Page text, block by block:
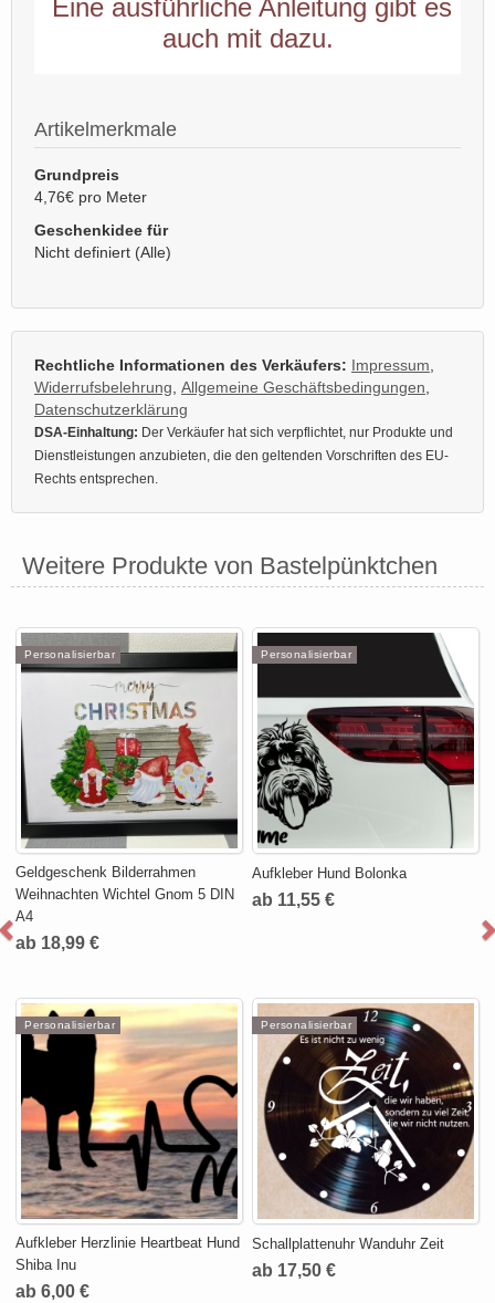
Eine ausführliche Anleitung gibt es
auch mit dazu.
Artikelmerkmale
Grundpreis
4,76€ pro Meter
Geschenkidee für
Nicht definiert (Alle)
Rechtliche Informationen des Verkäufers: Impressum
Widerrufsbelehrung Allgemeine Geschäftsbedingungen
Datenschutzerklärung
DSA-Einhaltung: Der Verkäufer hat sich verpflichtet, nur Produkte und
Dienstleistungen anzubieten, die den geltenden Vorschriften des EU-
Rechts entsprechen.
Weitere Produkte von Bastelpünktchen
Personalisierbar
Geldgeschenk Bilderrahmen
Weihnachten Wichtel Gnom 5 DIN
A4
ab 18,99 €
Personalisierbar
Aufkleber Hund Bolonka
ab 11,55 €
Personalisierbar
Aufkleber Herzlinie Heartbeat Hund
Shiba Inu
ab 6,00 €
Personalisierbar
Schallplattenuhr Wanduhr Zeit
ab 17,50 €